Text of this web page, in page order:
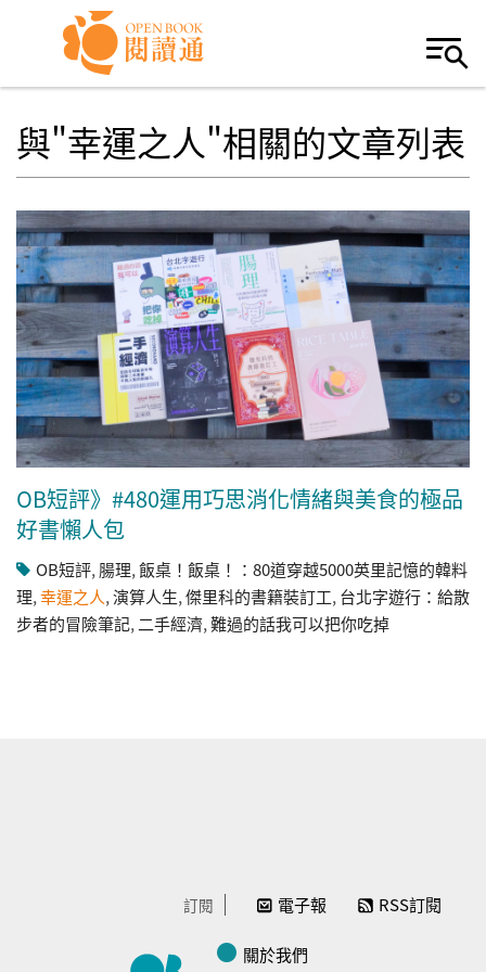
Skip to navigation
移至主內容
與"幸運之人"相關的文章列表
OB短評》#480運用巧思消化情緒與美食的極品
好書懶人包
OB短評, 腸理,飯桌！飯桌！：80道穿越5000英里記憶的韓料
理,幸運之人,演算人生,傑里科的書籍裝訂工, 台北字遊行：給散
步者的冒險筆記, 二手經濟,難過的話我可以把你吃掉
訂閱 電子報 RSS訂閱
關於我們